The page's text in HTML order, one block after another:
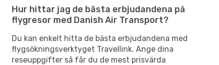
Hur hittar jag de bästa erbjudandena på
flygresor med Danish Air Transport?
Du kan enkelt hitta de bästa erbjudandena med
flygsökningsverktyget Travellink. Ange dina
reseuppgifter så får du de mest prisvärda